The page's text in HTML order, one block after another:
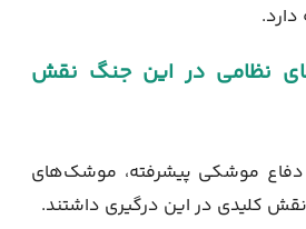
نظامی در این جنگ نقش
دفاع موشکی پیشرفته، موشک‌های
کلیدی در این درگیری داشتند.